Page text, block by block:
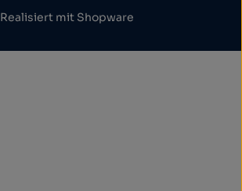
Realisiert mit Shopware